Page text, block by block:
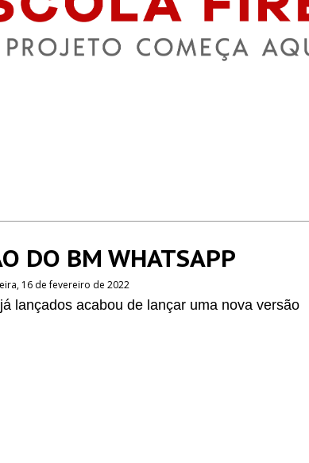
DO BM WHATSAPP
16 de fevereiro de 2022
lançados acabou de lançar uma nova versão